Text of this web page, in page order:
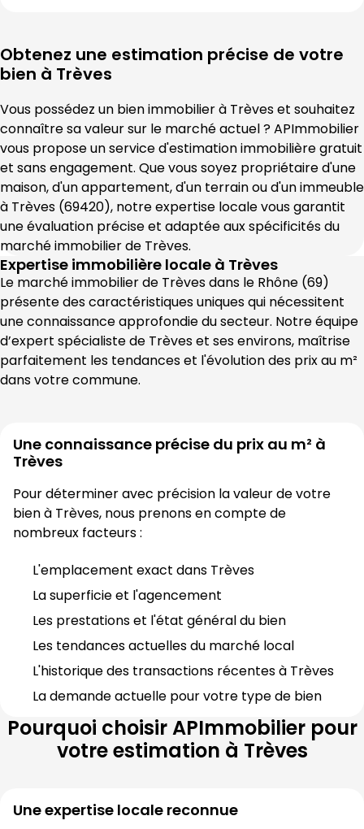
Obtenez une estimation précise de votre
bien à Trèves
Vous possédez un bien immobilier à Trèves et souhaitez
connaître sa valeur sur le marché actuel ? APImmobilier
vous propose un service d'estimation immobilière gratuit
et sans engagement. Que vous soyez propriétaire d'une
maison, d'un appartement, d'un terrain ou d'un immeuble
à Trèves (69420), notre expertise locale vous garantit
une évaluation précise et adaptée aux spécificités du
marché immobilier de Trèves.
Expertise immobilière locale à Trèves
Le marché immobilier de Trèves dans le Rhône (69)
présente des caractéristiques uniques qui nécessitent
une connaissance approfondie du secteur. Notre équipe
d’expert spécialiste de Trèves et ses environs, maîtrise
parfaitement les tendances et l'évolution des prix au m²
dans votre commune.
Une connaissance précise du prix au m² à
Trèves
Pour déterminer avec précision la valeur de votre
bien à Trèves, nous prenons en compte de
nombreux facteurs :
L'emplacement exact dans Trèves
La superficie et l'agencement
Les prestations et l'état général du bien
Les tendances actuelles du marché local
L'historique des transactions récentes à Trèves
La demande actuelle pour votre type de bien
Pourquoi choisirAPImmobilierpour
votre estimation à Trèves
Une expertise locale reconnue